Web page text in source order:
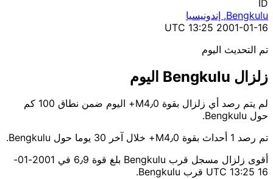
ID
Bengkulu, إندونيسيا
2001-01-16 13:25 UTC
تم التحديث اليوم
زلزال Bengkulu اليوم
لم يتم رصد أي زلزال بقوة M4٫0+ اليوم ضمن نطاق 100 كم
حول Bengkulu.
تم رصد 1 أحداث بقوة M4٫0+ خلال آخر 30 يوما حول Bengkulu.
أقوى زلزال مسجل قرب Bengkulu بلغ قوة 6٫9 في 2001-01-
16 13:25 UTC قرب Bengkulu.